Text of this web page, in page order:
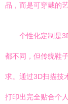
品，而是可穿戴的艺
个性化定制是
都不同，但传统鞋
求。通过3D扫描技
打印出完全贴合个